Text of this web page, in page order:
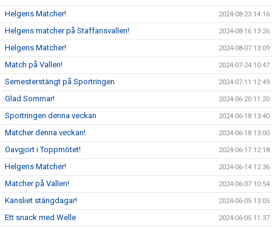
Helgens Matcher! 2024-08-23 14:16
Helgens matcher på Staffansvallen! 2024-08-16 13:26
Helgens Matcher! 2024-08-07 13:09
Match på Vallen! 2024-07-24 10:47
Semesterstängt på Sportringen 2024-07-11 12:49
Glad Sommar! 2024-06-20 11:20
Sportringen denna veckan 2024-06-18 13:40
Matcher denna veckan! 2024-06-18 13:00
Oavgjort i Toppmötet! 2024-06-17 12:18
Helgens Matcher! 2024-06-14 12:36
Matcher på Vallen! 2024-06-07 10:54
Kansliet stängdagar! 2024-06-05 13:05
Ett snack med Welle 2024-06-05 11:37